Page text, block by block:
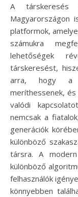
A társkeresés világa folyamatosan változik, és
Magyarországon
platformok,
számukra
lehetőségek
társkeresést,
arra, hogy a
meríthessenek, és
valódi
nemcsak a
generációk
különböző
társra. A
különböző
felhasználók
könnyebben